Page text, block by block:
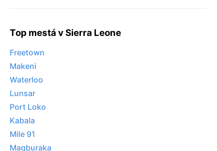
Top mestá v Sierra Leone
Freetown
Makeni
Waterloo
Lunsar
Port Loko
Kabala
Mile 91
Magburaka